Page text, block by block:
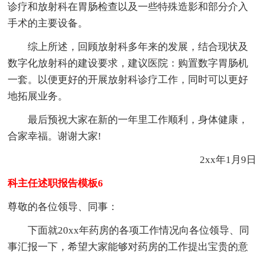
诊疗和放射科在胃肠检查以及一些特殊造影和部分介入
手术的主要设备。
综上所述，回顾放射科多年来的发展，结合现状及
数字化放射科的建设要求，建议医院：购置数字胃肠机
一套。以便更好的开展放射科诊疗工作，同时可以更好
地拓展业务。
最后预祝大家在新的一年里工作顺利，身体健康，
合家幸福。谢谢大家!
2xx年1月9日
科主任述职报告模板6
尊敬的各位领导、同事：
下面就20xx年药房的各项工作情况向各位领导、同
事汇报一下，希望大家能够对药房的工作提出宝贵的意